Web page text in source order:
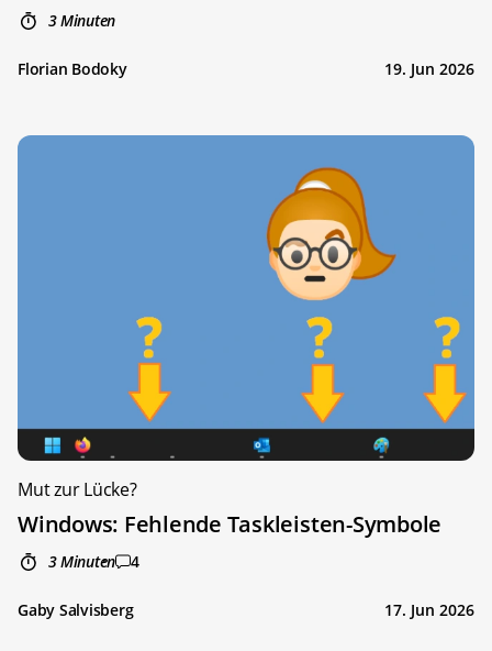
3 Minuten
Florian Bodoky 19. Jun 2026
Mut zur Lücke?
Windows: Fehlende Taskleisten-Symbole
3 Minuten 4
Gaby Salvisberg 17. Jun 2026